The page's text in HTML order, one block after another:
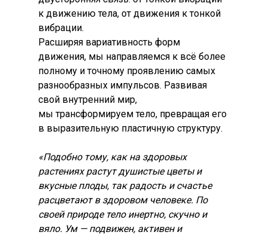
к движению тела, от движения к тонкой
вибрации.
Расширяя вариативность форм
движения, мы направляемся к всё более
полному и точному проявлению самых
разнообразных импульсов. Развивая
свой внутренний мир,
мы трансформируем тело, превращая его
в выразительную пластичную структуру.
«Подобно тому, как на здоровых
растениях растут душистые цветы и
вкусные плоды, так радость и счастье
расцветают в здоровом человеке. По
своей природе тело инертно, скучно и
вяло. Ум — подвижен, активен и